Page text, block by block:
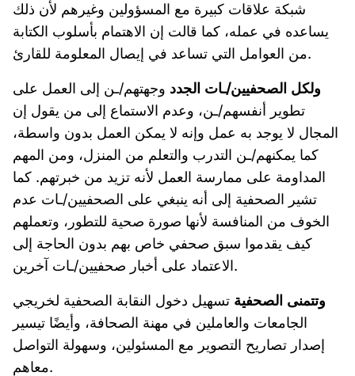
شبكة علاقات كبيرة مع المسؤولين وغيرهم لأن ذلك
يساعده في عمله، كما قالت إن الاهتمام بأسلوب الكتابة
من العوامل التي تساعد في إيصال المعلومة للقارئ.
ولكل الصحفيين/ـات الجدد وجهتهم/ـن إلى العمل على
تطوير أنفسهم/ـن، وعدم الاستماع إلى من يقول إن
المجال لا يوجد به عمل وإنه لا يمكن العمل بدون واسطة،
كما يمكنهم/ـن التدرب والتعلم من المنزل، ومن المهم
المداومة على ممارسة العمل لأنه تزيد من خبرتهم. كما
تشير الصحفية إلى أنه ينبغي على الصحفيين/ـات عدم
الخوف من المنافسة لأنها صورة صحية للتطور، وتعملهم
كيف يقدموا سبق صحفي خاص بهم بدون الحاجة إلى
الاعتماد على أخبار صحفيين/ـات آخرين.
وتتمنى الصحفية تسهيل دخول النقابة الصحفية لخريجي
الجامعات والعاملين في مهنة الصحافة، وأيضًا تيسير
إصدار تصاريح التصوير مع المسئولين، وسهولة التواصل
معاهم.